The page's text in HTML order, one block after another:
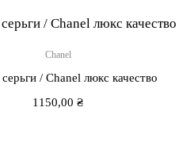
Chanel
/ Chanel люкс качество
1150,00₴